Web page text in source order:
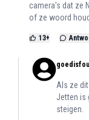
camera's dat ze
of ze woord
13+
Als ze
Jetten is
steigen.